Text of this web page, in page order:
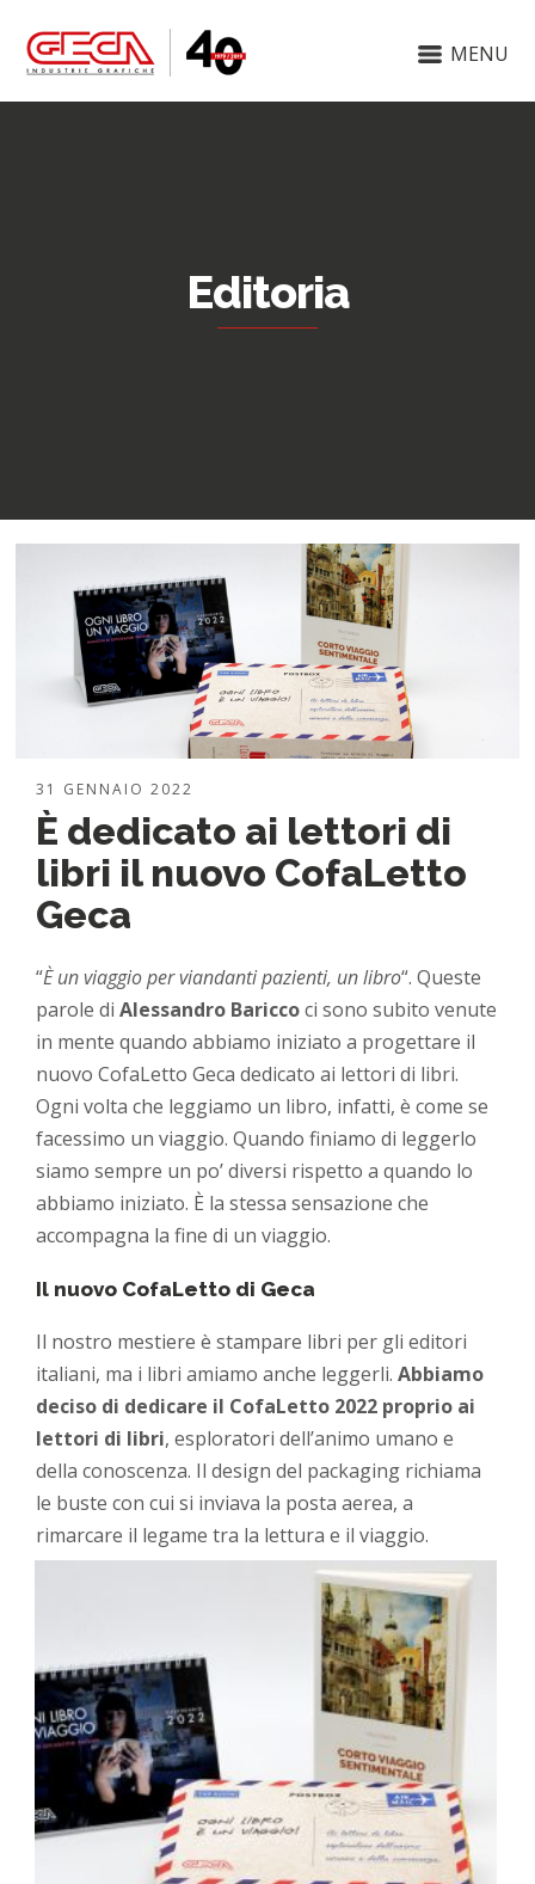
MENU
Editoria
31 GENNAIO 2022
È dedicato ai lettori di
libri il nuovo CofaLetto
Geca
“È un viaggio per viandanti pazienti, un libro“. Queste
parole diAlessandro Bariccoci sono subito venute
in mente quando abbiamo iniziato a progettare il
nuovo CofaLetto Geca dedicato ai lettori di libri.
Ogni volta che leggiamo un libro, infatti, è come se
facessimo un viaggio. Quando finiamo di leggerlo
siamo sempre un po’ diversi rispetto a quando lo
abbiamo iniziato. È la stessa sensazione che
accompagna la fine di un viaggio.
Il nuovo CofaLetto di Geca
Il nostro mestiere è stampare libri per gli editori
italiani, ma i libri amiamo anche leggerli.Abbiamo
deciso di dedicare il CofaLetto 2022 proprio ai
lettori di libri, esploratori dell’animo umano e
della conoscenza. Il design del packaging richiama
le buste con cui si inviava la posta aerea, a
rimarcare il legame tra la lettura e il viaggio.